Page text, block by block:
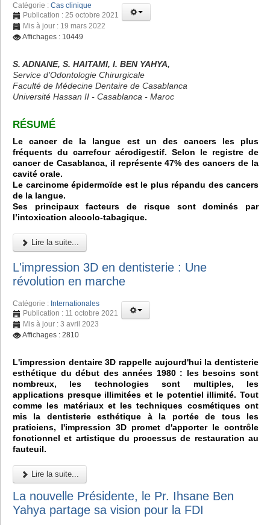
Catégorie : Cas clinique
Publication : 25 octobre 2021
Mis à jour : 19 mars 2022
Affichages : 10449
S. ADNANE, S. HAITAMI, I. BEN YAHYA,
Service d'Odontologie Chirurgicale
Faculté de Médecine Dentaire de Casablanca
Université Hassan II - Casablanca - Maroc
RÉSUMÉ
Le cancer de la langue est un des cancers les plus
fréquents du carrefour aérodigestif. Selon le registre de
cancer de Casablanca, il représente 47% des cancers de la
cavité orale.
Le carcinome épidermoïde est le plus répandu des cancers
de la langue.
Ses principaux facteurs de risque sont dominés par
l’intoxication alcoolo-tabagique.
Lire la suite...
L'impression 3D en dentisterie : Une
révolution en marche
Catégorie : Internationales
Publication : 11 octobre 2021
Mis à jour : 3 avril 2023
Affichages : 2810
L'impression dentaire 3D rappelle aujourd'hui la dentisterie
esthétique du début des années 1980 : les besoins sont
nombreux, les technologies sont multiples, les
applications presque illimitées et le potentiel illimité. Tout
comme les matériaux et les techniques cosmétiques ont
mis la dentisterie esthétique à la portée de tous les
praticiens, l'impression 3D promet d'apporter le contrôle
fonctionnel et artistique du processus de restauration au
fauteuil.
Lire la suite...
La nouvelle Présidente, le Pr. Ihsane Ben
Yahya partage sa vision pour la FDI